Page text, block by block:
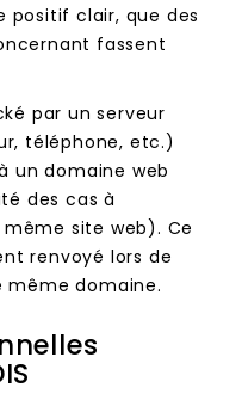
positif clair, que des
fassent
par un serveur
téléphone, etc.)
un domaine web
des cas à
site web). Ce
renvoyé lors de
domaine.